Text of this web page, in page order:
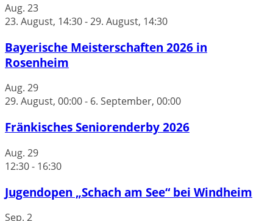
Aug. 23
23. August, 14:30-29. August, 14:30
Bayerische Meisterschaften 2026 in
Rosenheim
Aug. 29
29. August, 00:00- 6. September, 00:00
Fränkisches Seniorenderby 2026
Aug. 29
12:30- 16:30
Jugendopen „Schach am See“ bei Windheim
Sep. 2